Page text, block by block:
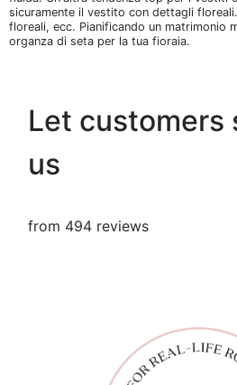
sicuramente il vestito con dettagli
floreali, ecc. Pianificando un matrimonio
organza di seta per la tua fioraia.
Let customers
us
from 494 reviews